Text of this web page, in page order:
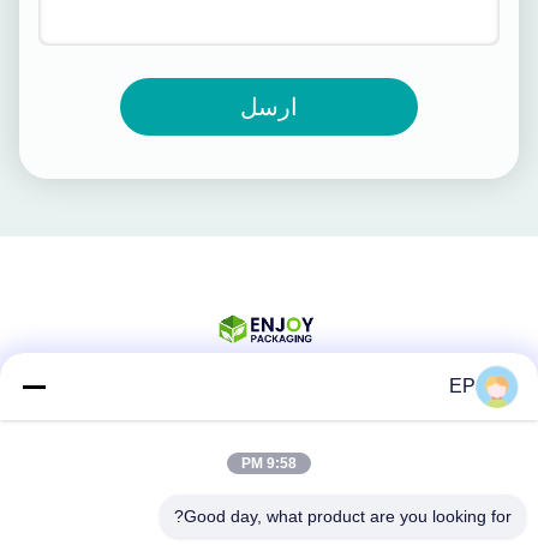
ارسل
EP
9:58 PM
Good day, what product are you looking for?